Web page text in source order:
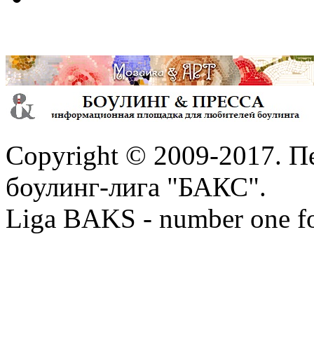
Copyright © 2009-2017.
боулинг-лига "БАКС".
Liga BAKS - number one